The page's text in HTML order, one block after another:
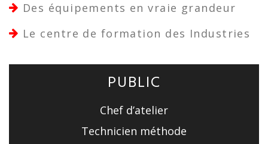
Des équipements en vraie grandeur
Le centre de formation des Industries
PUBLIC
Chef d’atelier
Technicien méthode